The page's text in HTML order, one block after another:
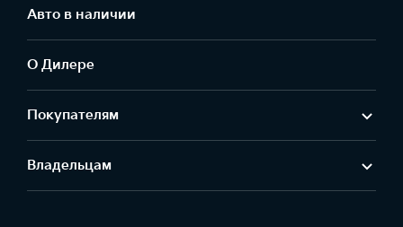
Авто в наличии
О Дилере
Покупателям
Владельцам